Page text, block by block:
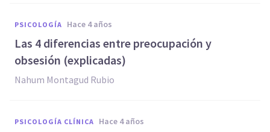
PSICOLOGÍA hace 4 años
Las 4 diferencias entre preocupación y
obsesión (explicadas)
Nahum Montagud Rubio
PSICOLOGÍA CLÍNICA hace 4 años